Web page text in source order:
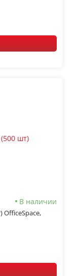
В наличии
OfficeSpace,